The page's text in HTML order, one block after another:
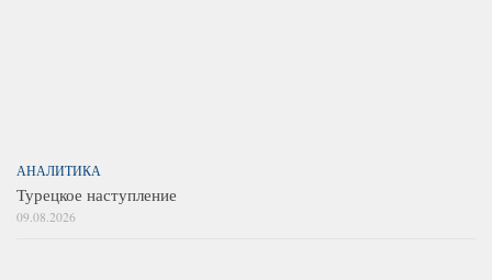
АНАЛИТИКА
Турецкое наступление
09.08.2026